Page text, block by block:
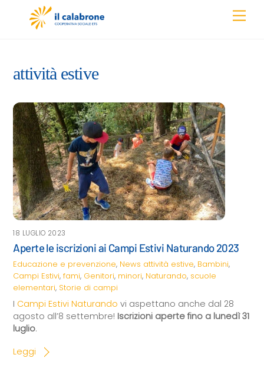
attività estive
18 LUGLIO 2023
Aperte le iscrizioni ai Campi Estivi Naturando 2023
Educazione e prevenzione, News attività estive, Bambini,
Campi Estivi,fami, Genitori, minori, Naturando, scuole
elementari, Storie di campi
I Campi Estivi Naturando vi aspettano anche dal 28
agosto all’8 settembre! Iscrizioni aperte fino a lunedì 31
luglio.
Leggi